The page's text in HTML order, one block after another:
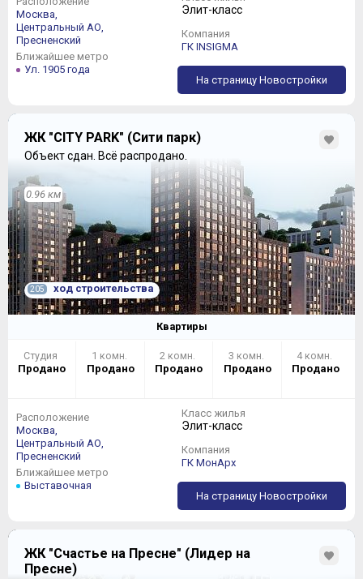
Москва,
Центральный АО,
Пресненский
Ближайшее метро
Ул. 1905 года
Элит-класс
Компания
ГК INSIGMA
На страницу Новостройки
ЖК "CITY PARK" (Сити парк)
Объект сдан. Всё распродано.
0.96 км
205 ход строительства
Квартиры
Студия
Продано
1 комн.
Продано
2 комн.
Продано
3 комн.
Продано
4 комн.
Продано
Расположение
Москва,
Центральный АО,
Пресненский
Ближайшее метро
Выставочная
Класс жилья
Элит-класс
Компания
ГК МонАрх
На страницу Новостройки
ЖК "Счастье на Пресне" (Лидер на
Пресне)